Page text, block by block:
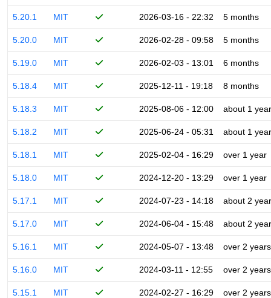
5.20.1 MIT 2026-03-16 - 22:32 5 months
5.20.0 MIT 2026-02-28 - 09:58 5 months
5.19.0 MIT 2026-02-03 - 13:01 6 months
5.18.4 MIT 2025-12-11 - 19:18 8 months
5.18.3 MIT 2025-08-06 - 12:00 about 1 year
5.18.2 MIT 2025-06-24 - 05:31 about 1 year
5.18.1 MIT 2025-02-04 - 16:29 over 1 year
5.18.0 MIT 2024-12-20 - 13:29 over 1 year
5.17.1 MIT 2024-07-23 - 14:18 about 2
5.17.0 MIT 2024-06-04 - 15:48 about 2
5.16.1 MIT 2024-05-07 - 13:48 over 2 years
5.16.0 MIT 2024-03-11 - 12:55 over 2 years
5.15.1 MIT 2024-02-27 - 16:29 over 2 years